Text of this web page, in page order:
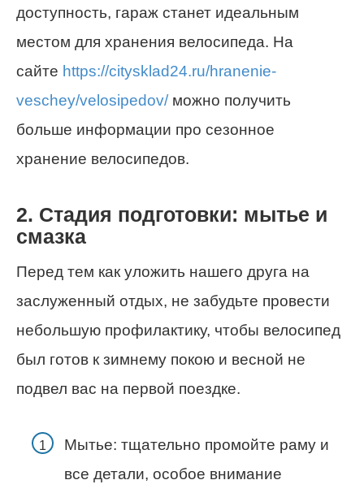
доступность, гараж станет идеальным
местом для хранения велосипеда. На
сайте https://citysklad24.ru/hranenie-
veschey/velosipedov/можно получить
больше информации про сезонное
хранение велосипедов.
2. Стадия подготовки: мытье и
смазка
Перед тем как уложить нашего друга на
заслуженный отдых, не забудьте провести
небольшую профилактику, чтобы велосипед
был готов к зимнему покою и весной не
подвел вас на первой поездке.
Мытье: тщательно промойте раму и
все детали, особое внимание